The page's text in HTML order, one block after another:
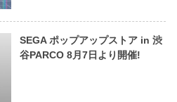
SEGA ポップアップストア in 渋
谷PARCO 8月7日より開催!